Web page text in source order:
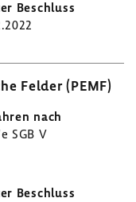
Felder (PEMF)
SGB V